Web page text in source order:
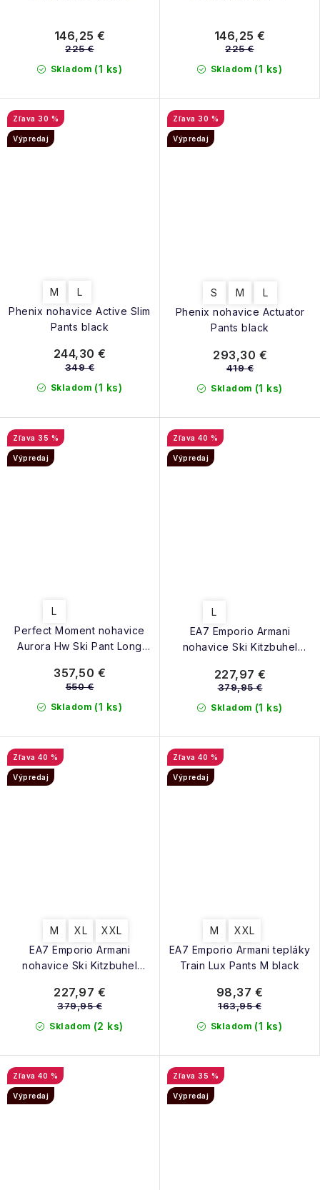
Skladom (1 ks)
146,25 €
225 €
Skladom (1 ks)
146,25 €
225 €
Phenix nohavice Active Slim
Pants black
30 %
Výpredaj
M L
Skladom (1 ks)
244,30 €
349 €
Phenix nohavice Actuator
Pants black
30 %
Výpredaj
S M L
Skladom (1 ks)
293,30 €
419 €
Perfect Moment nohavice
Aurora Hw Ski Pant Long
35 %
Výpredaj
L
Skladom (1 ks)
357,50 €
550 €
EA7 Emporio Armani
nohavice Ski Kitzbuhel
leaf
40 %
Výpredaj
L
Skladom (1 ks)
227,97 €
379,95 €
EA7 Emporio Armani
nohavice Ski Kitzbuhel
40 %
Výpredaj
M XL XXL
Skladom (2 ks)
227,97 €
379,95 €
EA7 Emporio Armani tepláky
Train Lux Pants M black
40 %
Výpredaj
M XXL
Skladom (1 ks)
98,37 €
163,95 €
40 %
Výpredaj
35 %
Výpredaj